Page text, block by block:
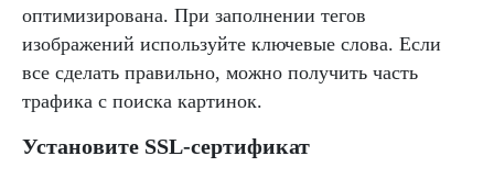
оптимизирована. При заполнении тегов
изображений используйте ключевые слова. Если
все сделать правильно, можно получить часть
трафика с поиска картинок.
Установите SSL-сертификат